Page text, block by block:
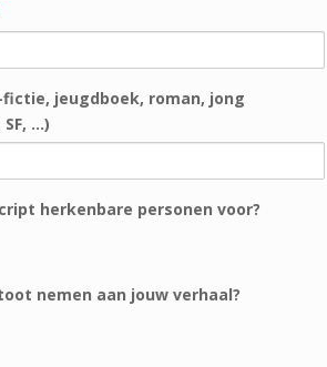
jeugdboek, roman, jong
...)
herkenbare personen voor?
nemen aan jouw verhaal?